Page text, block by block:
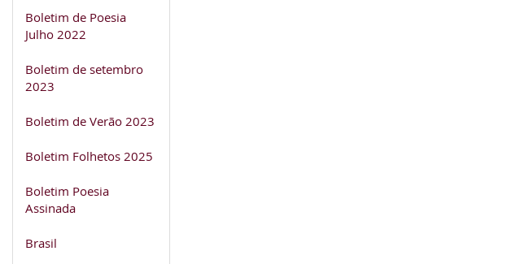
Boletim de Poesia
Julho 2022
Boletim de setembro
2023
Boletim de Verão 2023
Boletim Folhetos 2025
Boletim Poesia
Assinada
Brasil